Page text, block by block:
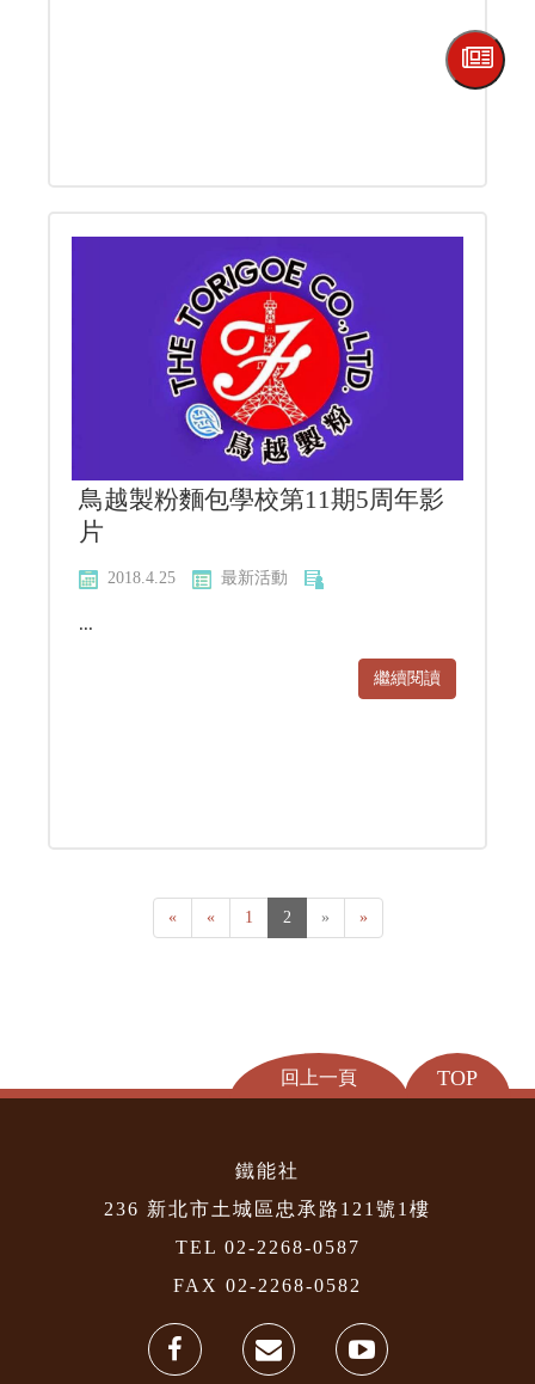
鳥越製粉麵包學校第11期5周年影
片
2018.4.25 最新活動
...
繼續閱讀
« « 1 2 » »
TOP
回上一頁
鐵能社
236 新北市土城區忠承路121號1樓
TEL 02-2268-0587
FAX 02-2268-0582